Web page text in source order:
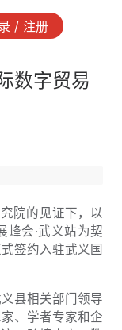
/ 注册
数字贸易
院的见证下，以
峰会·武义站为契
签约入驻武义国
县相关部门领导
、学者专家和企